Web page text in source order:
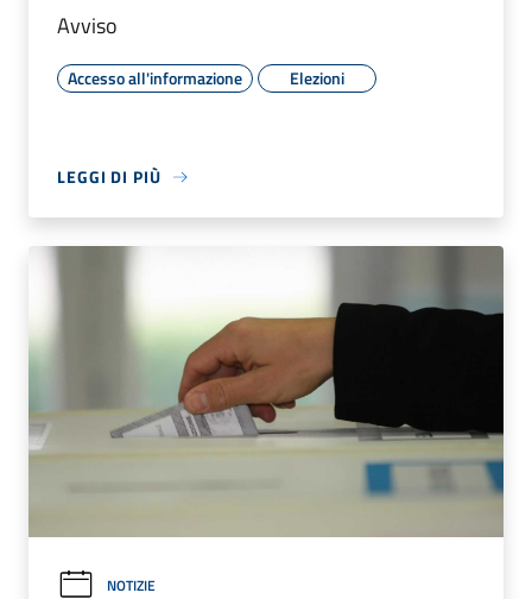
Avviso
Accesso all'informazione Elezioni
LEGGI DI PIÙ
NOTIZIE